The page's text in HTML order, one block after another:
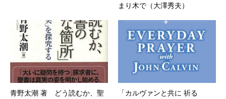
まり木で（大澤秀夫）
青野太潮 著 どう読むか、聖
「カルヴァンと共に 祈る